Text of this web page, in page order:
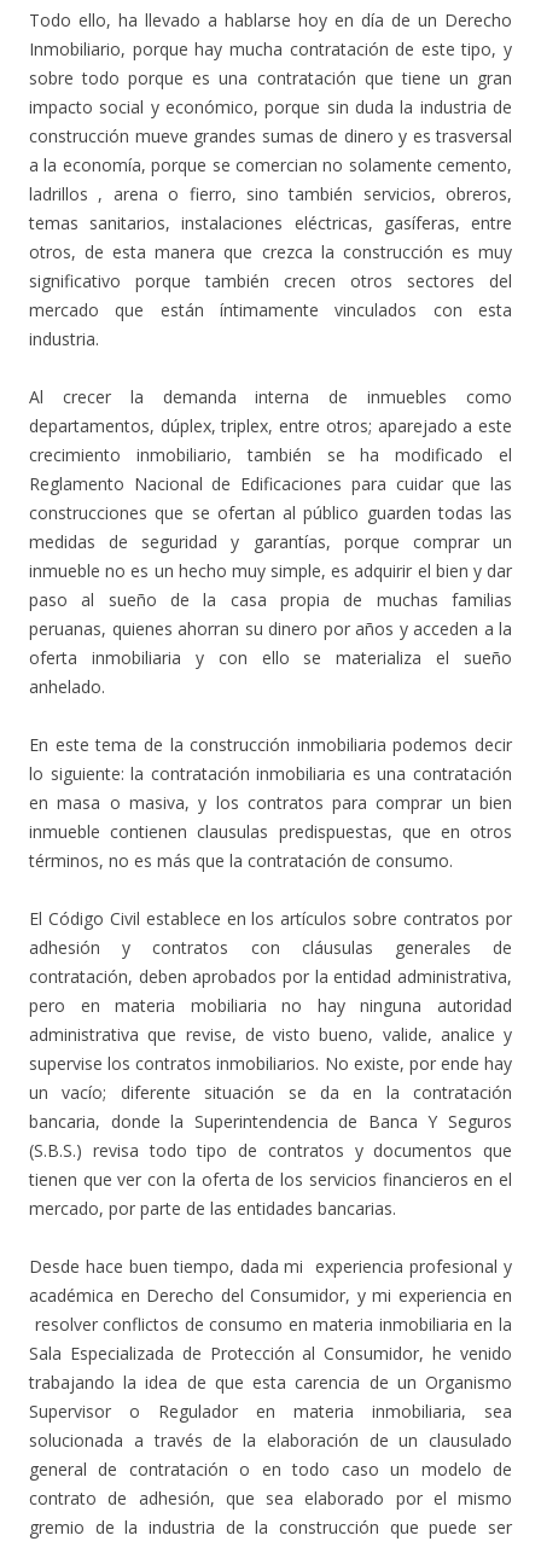
Todo ello, ha llevado a hablarse hoy en día de un Derecho
Inmobiliario, porque hay mucha contratación de este tipo, y
sobre todo porque es una contratación que tiene un gran
impacto social y económico, porque sin duda la industria de
construcción mueve grandes sumas de dinero y es trasversal
a la economía, porque se comercian no solamente cemento,
ladrillos , arena o fierro, sino también servicios, obreros,
temas sanitarios, instalaciones eléctricas, gasíferas, entre
otros, de esta manera que crezca la construcción es muy
significativo porque también crecen otros sectores del
mercado que están íntimamente vinculados con esta
industria.
Al crecer la demanda interna de inmuebles como
departamentos, dúplex, triplex, entre otros; aparejado a este
crecimiento inmobiliario, también se ha modificado el
Reglamento Nacional de Edificaciones para cuidar que las
construcciones que se ofertan al público guarden todas las
medidas de seguridad y garantías, porque comprar un
inmueble no es un hecho muy simple, es adquirir el bien y dar
paso al sueño de la casa propia de muchas familias
peruanas, quienes ahorran su dinero por años y acceden a la
oferta inmobiliaria y con ello se materializa el sueño
anhelado.
En este tema de la construcción inmobiliaria podemos decir
lo siguiente: la contratación inmobiliaria es una contratación
en masa o masiva, y los contratos para comprar un bien
inmueble contienen clausulas predispuestas, que en otros
términos, no es más que la contratación de consumo.
El Código Civil establece en los artículos sobre contratos por
adhesión y contratos con cláusulas generales de
contratación, deben aprobados por la entidad administrativa,
pero en materia mobiliaria no hay ninguna autoridad
administrativa que revise, de visto bueno, valide, analice y
supervise los contratos inmobiliarios. No existe, por ende hay
un vacío; diferente situación se da en la contratación
bancaria, donde la Superintendencia de Banca Y Seguros
(S.B.S.) revisa todo tipo de contratos y documentos que
tienen que ver con la oferta de los servicios financieros en el
mercado, por parte de las entidades bancarias.
Desde hace buen tiempo, dada mi experiencia profesional y
académica en Derecho del Consumidor, y mi experiencia en
resolver conflictos de consumo en materia inmobiliaria en la
Sala Especializada de Protección al Consumidor, he venido
trabajando la idea de que esta carencia de un Organismo
Supervisor o Regulador en materia inmobiliaria, sea
solucionada a través de la elaboración de un clausulado
general de contratación o en todo caso un modelo de
contrato de adhesión, que sea elaborado por el mismo
gremio de la industria de la construcción que puede ser